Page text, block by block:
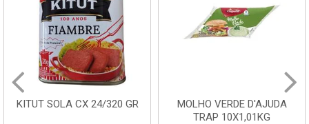
KITUT SOLA CX 24/320 GR
MOLHO VERDE D'AJUDA
TRAP 10X1,01KG